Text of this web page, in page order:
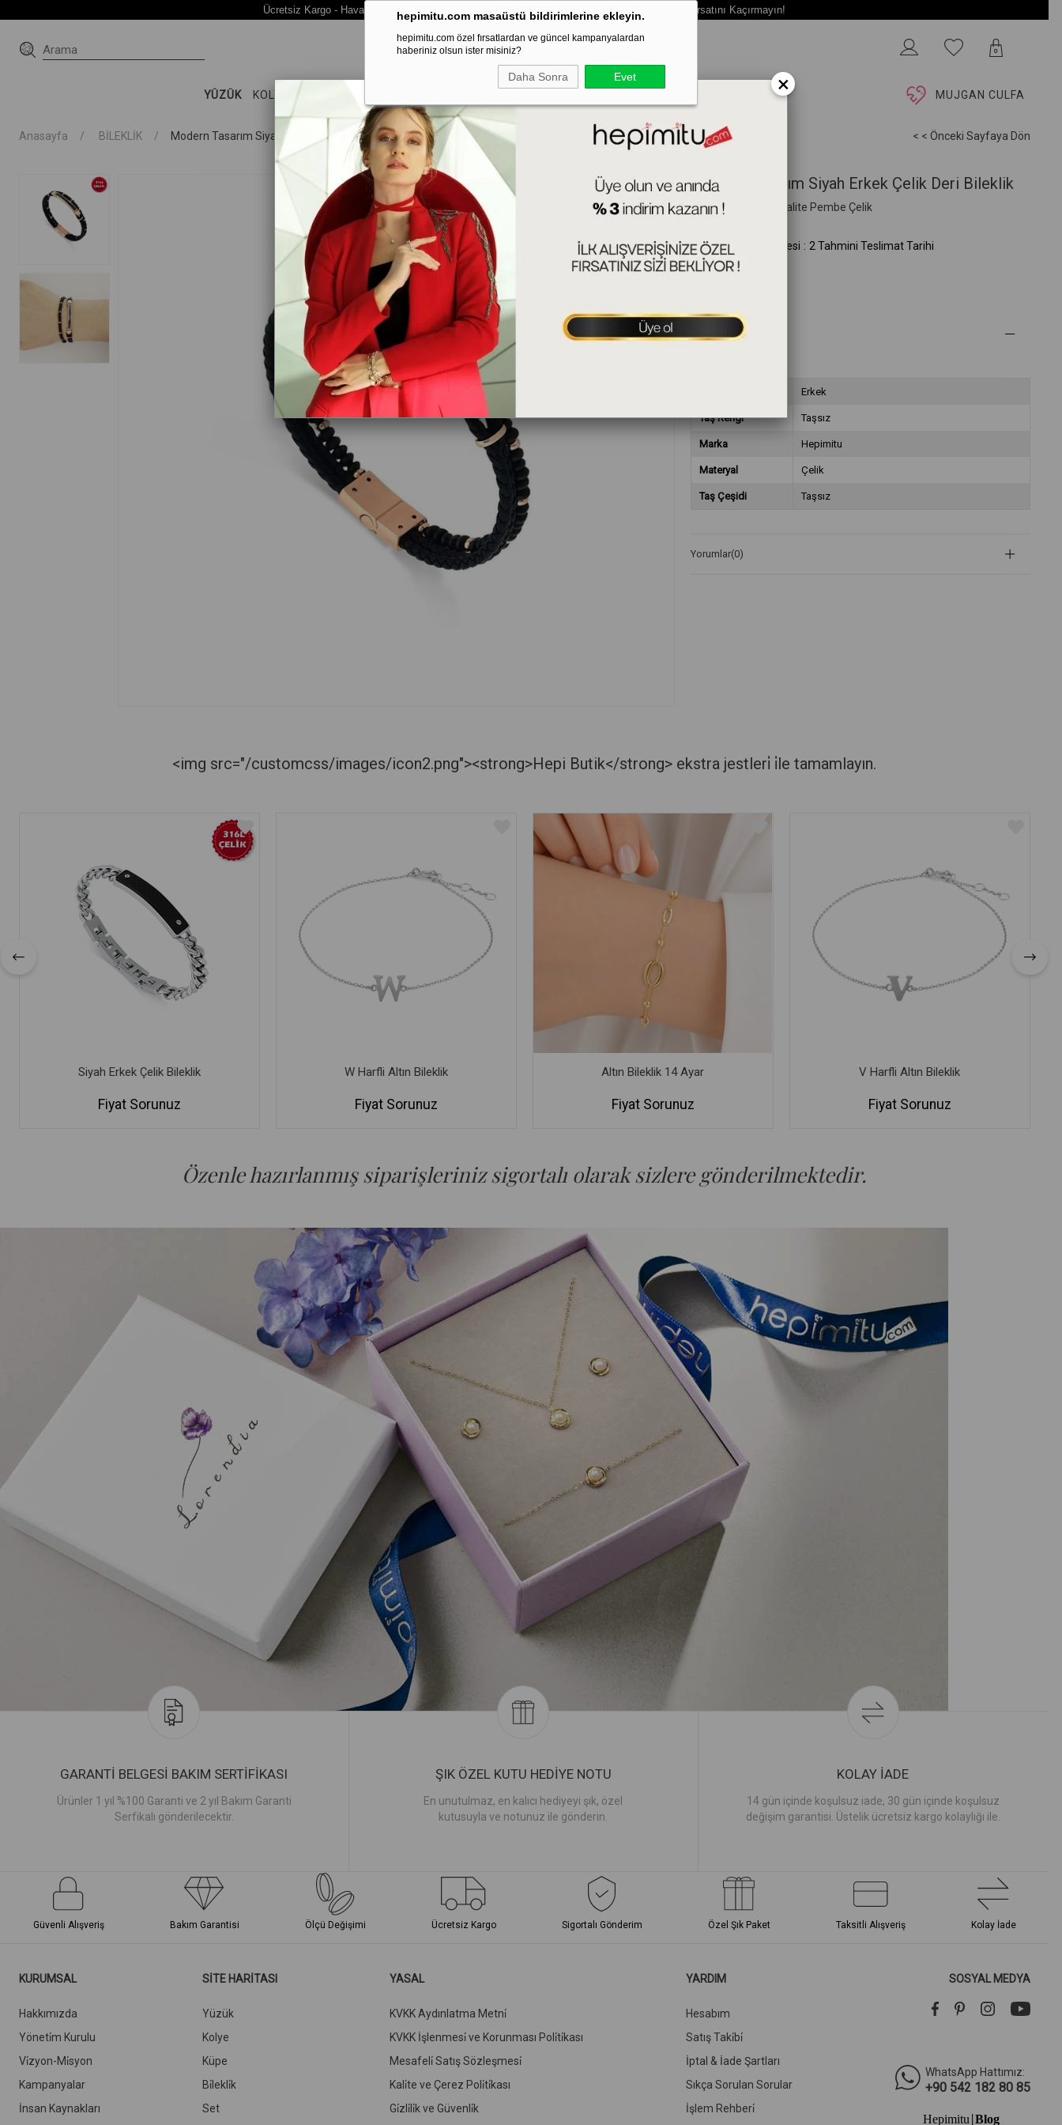
hepimitu.com masaüstü bildirimlerine ekleyin.
hepimitu.com özel fırsatlardan ve güncel kampanyalardan
haberiniz olsun ister misiniz?
Daha Sonra Evet
Ücretsiz Kargo - Havale /Eft Ödemelerinde Extra %3 İndirim - Vade Farksız 3 Taksit Ödeme Fırsatını Kaçırmayın!
0
YÜZÜK KOLYE MUJGAN CULFA
Anasayfa BİLEKLİK Modern Tasarım Siyah Erkek Çelik Deri Bileklik < < Önceki Sayfaya Dön
Modern Tasarım Siyah Erkek Çelik Deri Bileklik
20cm 316L Saf 1. Kalite Pembe Çelik
Tahmini Teslim Süresi : 2 Tahmini Teslimat Tarihi
Ürün Özellikleri
Erkek
Taş Rengi Taşsız
Marka Hepimitu
Materyal Çelik
Taş Çeşidi Taşsız
Yorumlar(0)
<img src="/customcss/images/icon2.png"><strong>Hepi Butik</strong> ekstra jestleri̇ i̇le tamamlayın.
Siyah Erkek Çelik Bileklik
Fiyat Sorunuz
W Harfli Altın Bileklik
Fiyat Sorunuz
Altın Bileklik 14 Ayar
Fiyat Sorunuz
V Harfli Altın Bileklik
Fiyat Sorunuz
Özenle hazırlanmış siparişleriniz sigortalı olarak sizlere gönderilmektedir.
GARANTİ BELGESİ BAKIM SERTİFİKASI
Ürünler 1 yıl %100 Garanti ve 2 yıl Bakım Garanti
Serfikalı gönderilecektir.
ŞIK ÖZEL KUTU HEDİYE NOTU
En unutulmaz, en kalıcı hediyeyi şık, özel
kutusuyla ve notunuz ile gönderin.
KOLAY İADE
14 gün içinde koşulsuz iade, 30 gün içinde koşulsuz
değişim garantisi. Üstelik ücretsiz kargo kolaylığı ile.
Güvenli Alışveriş Bakım Garantisi Ölçü Değişimi Ücretsiz Kargo Sigortalı Gönderim Özel Şık Paket Taksitli Alışveriş Kolay İade
KURUMSAL
Hakkımızda
Yöneti̇m Kurulu
Vi̇zyon-Mi̇syon
Kampanyalar
İnsan Kaynakları
SİTE HARİTASI
Yüzük
Kolye
Küpe
Bi̇lekli̇k
Set
YASAL
KVKK Aydınlatma Metni̇
KVKK İşlenmesi̇ ve Korunması Poli̇ti̇kası
Mesafeli̇ Satış Sözleşmesi̇
Kali̇te ve Çerez Poli̇ti̇kası
Gi̇zli̇li̇k ve Güvenli̇k
YARDIM
Hesabım
Satış Taki̇bi̇
İptal & İade Şartları
Sıkça Sorulan Sorular
İşlem Rehberi̇
SOSYAL MEDYA
WhatsApp Hattımız:
+90 542 182 80 85
Hepimitu| Blog
×